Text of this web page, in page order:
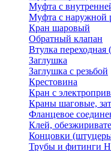
Муфта с
Муфта с наружной
Кран шаровый
Обратный клапан
Втулка переходная
Заглушка
Заглушка с резьбой
Крестовина
Кран с
Краны шаговые,
Фланцевое
Клей,
Концовки
Трубы и фитинги